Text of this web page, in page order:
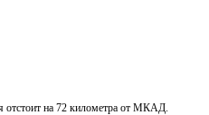
отстоит на 72 километра от МКАД.